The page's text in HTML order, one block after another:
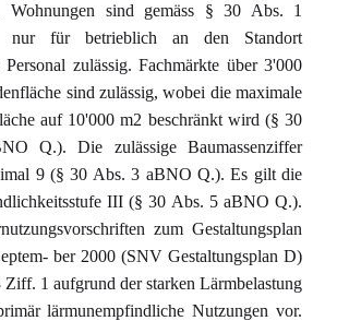
Wohnungen sind gemäss § 30 Abs. 1
für betrieblich an den Standort
Personal zulässig. Fachmärkte über 3'000
sind zulässig, wobei die maximale
auf 10'000 m2 beschränkt wird (§ 30
Q.). Die zulässige Baumassenziffer
9 (§ 30 Abs. 3 aBNO Q.). Es gilt die
III (§ 30 Abs. 5 aBNO Q.).
zum Gestaltungsplan
ber 2000 (SNV Gestaltungsplan D)
Ziff. 1 aufgrund der starken Lärmbelastung
lärmunempfindliche Nutzungen vor.